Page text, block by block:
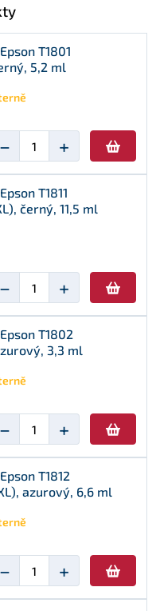
T1801
5,2 ml
− +
T1811
černý, 11,5 ml
− +
T1802
3,3 ml
− +
T1812
azurový, 6,6 ml
− +